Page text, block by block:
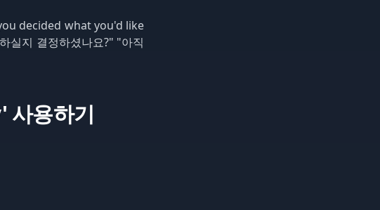
decided what you'd like
실지 결정하셨나요?" "아직
사용하기